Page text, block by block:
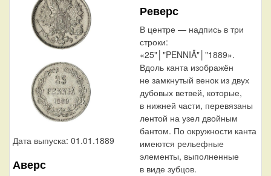
Дата выпуска: 01.01.1889
Аверс
Реверс
В центре — надпись в три
строки:
«25"│"PENNIÄ"│"1889».
Вдоль канта изображён
не замкнутый венок из двух
дубовых ветвей, которые,
в нижней части, перевязаны
лентой на узел двойным
бантом. По окружности канта
имеются рельефные
элементы, выполненные
в виде зубцов.